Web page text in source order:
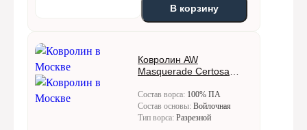
В корзину
Ковролин AW
Masquerade Certosa
Состав ворса: 100% ПА
Состав основы: Войлочная
Тип ворса: Разрезной